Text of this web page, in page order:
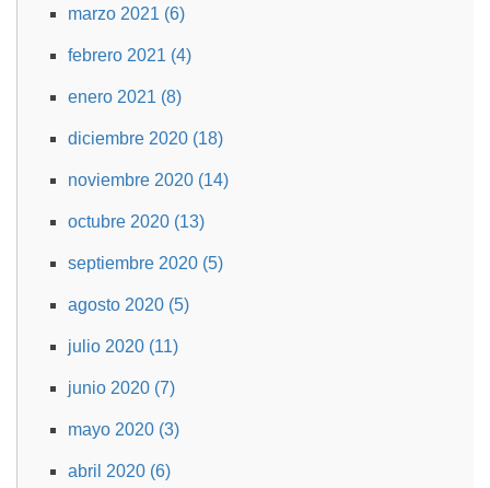
marzo 2021 (6)
febrero 2021 (4)
enero 2021 (8)
diciembre 2020 (18)
noviembre 2020 (14)
octubre 2020 (13)
septiembre 2020 (5)
agosto 2020 (5)
julio 2020 (11)
junio 2020 (7)
mayo 2020 (3)
abril 2020 (6)